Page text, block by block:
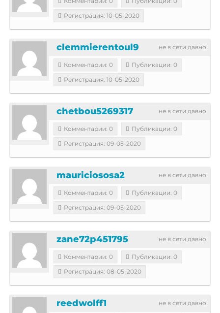
Регистрация: 10-05-2020
не в сети давно
clemmierentoul9
Комментарии: 0
Публикации: 0
Регистрация: 10-05-2020
не в сети давно
chetbou5269317
Комментарии: 0
Публикации: 0
Регистрация: 09-05-2020
не в сети давно
mauriciososa2
Комментарии: 0
Публикации: 0
Регистрация: 09-05-2020
не в сети давно
zane72p451795
Комментарии: 0
Публикации: 0
Регистрация: 08-05-2020
не в сети давно
reedwolff1